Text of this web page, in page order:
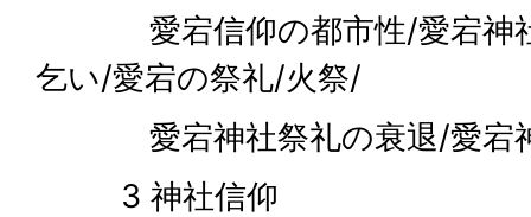
愛宕信仰の都市性/愛宕神社
乞い/愛宕の祭礼/火祭/
愛宕神社祭礼の衰退/愛宕神
3 神社信仰